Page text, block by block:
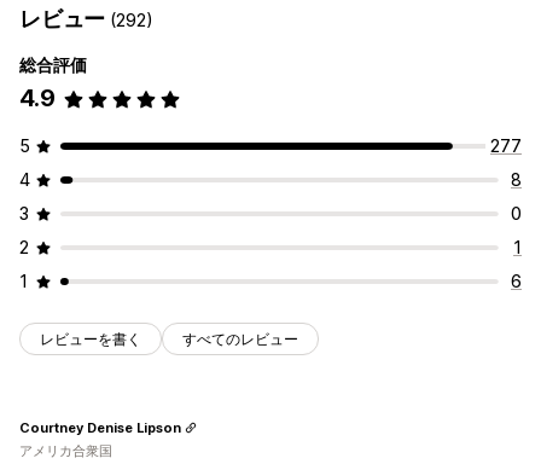
レビュー (292)
総合評価
4.9
5
277
4
8
3
0
2
1
1
6
レビューを書く すべてのレビュー
Courtney Denise Lipson
アメリカ合衆国